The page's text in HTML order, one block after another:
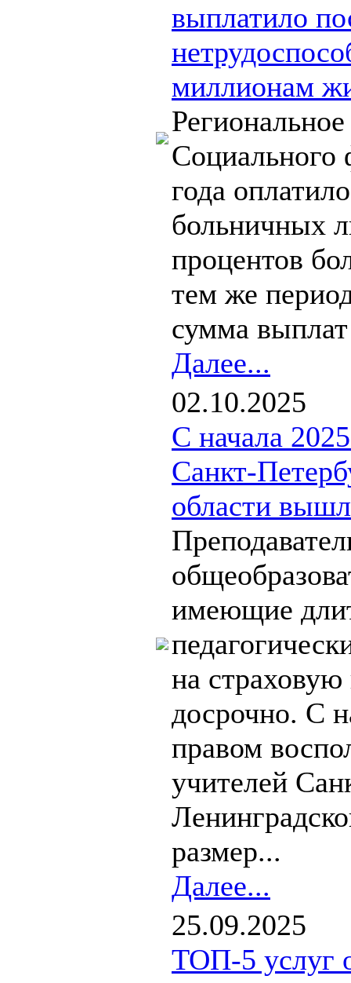
выплатило
миллионам
Социального
года
больничных
процентов
тем же
сумма
Далее...
02.10.2025
С начала
Санкт-
области
имеющие
на
досрочно. С
правом
учителей
размер...
Далее...
25.09.2025
ТОП-5 услуг